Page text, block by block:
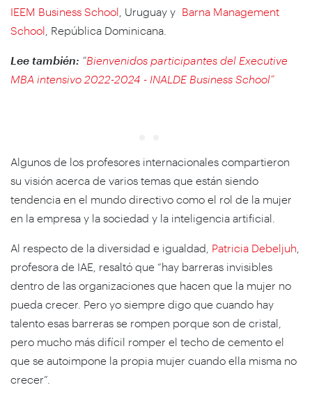
IEEM Business School , Uruguay y Barna Management
School , República Dominicana.
Lee también: “Bienvenidos participantes del Executive
MBA intensivo 2022-2024 - INALDE Business School”
Algunos de los profesores internacionales compartieron
su visión acerca de varios temas que están siendo
tendencia en el mundo directivo como el rol de la mujer
en la empresa y la sociedad y la inteligencia artificial.
Al respecto de la diversidad e igualdad, Patricia Debeljuh
profesora de IAE, resaltó que “hay barreras invisibles
dentro de las organizaciones que hacen que la mujer no
pueda crecer. Pero yo siempre digo que cuando hay
talento esas barreras se rompen porque son de cristal,
pero mucho más difícil romper el techo de cemento el
que se autoimpone la propia mujer cuando ella misma no
crecer”.